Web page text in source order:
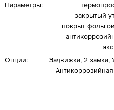
Параметры:
закрытый
покрыт
Опции:
Задвижка, 2 замка,